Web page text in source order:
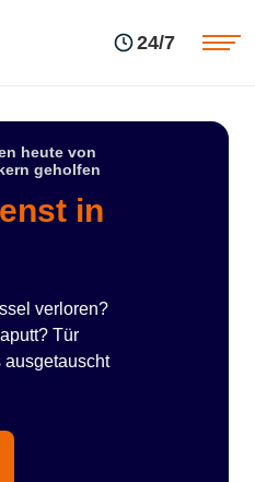
24/7
heute von
geholfen
in
verloren?
Tür
ausgetauscht